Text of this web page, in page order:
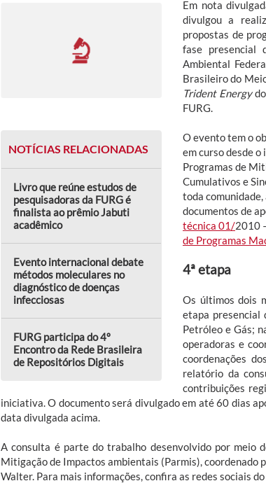
Em nota
divulgou a
propostas de
fase presencial
Ambiental
Brasileiro do
Trident Energydo
FURG.
NOTÍCIAS RELACIONADAS
Livro que reúne estudos de
pesquisadoras da FURG é
finalista ao prêmio Jabuti
acadêmico
Evento internacional debate
métodos moleculares no
diagnóstico de doenças
infecciosas
FURG participa do 4º
Encontro da Rede Brasileira
de Repositórios Digitais
O evento tem o
em curso desde o
Programas de
Cumulativos e
toda
documentos de
técnica 01/2010
de Programas
4ª etapa
Os últimos dois
etapa presencial
Petróleo e Gás;
operadoras e
coordenações
relatório da
contribuições
iniciativa. O documento será divulgado em até 60 dias
data divulgada acima.
A consulta é parte do trabalho desenvolvido por meio
Mitigação de Impactos ambientais (Parmis),
Walter. Para mais informações, confira as redes sociais